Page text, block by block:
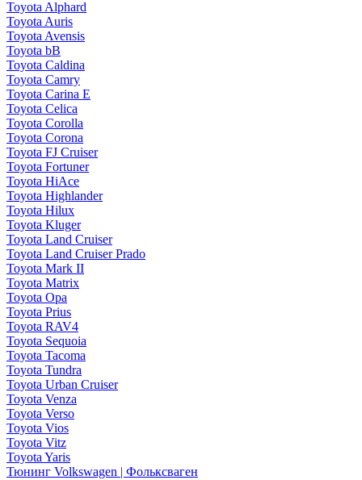
Toyota Alphard
Toyota Auris
Toyota Avensis
Toyota bB
Toyota Caldina
Toyota Camry
Toyota Carina E
Toyota Celica
Toyota Corolla
Toyota Corona
Toyota FJ Cruiser
Toyota Fortuner
Toyota HiAce
Toyota Highlander
Toyota Hilux
Toyota Kluger
Toyota Land Cruiser
Toyota Land Cruiser Prado
Toyota Mark II
Toyota Matrix
Toyota Opa
Toyota Prius
Toyota RAV4
Toyota Sequoia
Toyota Tacoma
Toyota Tundra
Toyota Urban Cruiser
Toyota Venza
Toyota Verso
Toyota Vios
Toyota Vitz
Toyota Yaris
Тюнинг Volkswagen | Фольксваген